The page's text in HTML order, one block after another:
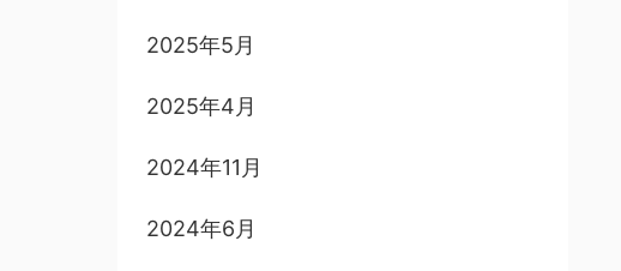
2025年5月
2025年4月
2024年11月
2024年6月